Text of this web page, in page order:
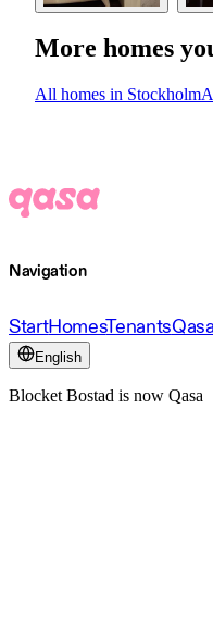
More homes
All homes in Stockholm
Navigation
StartHomesTenants
English
Blocket Bostad is now Qasa